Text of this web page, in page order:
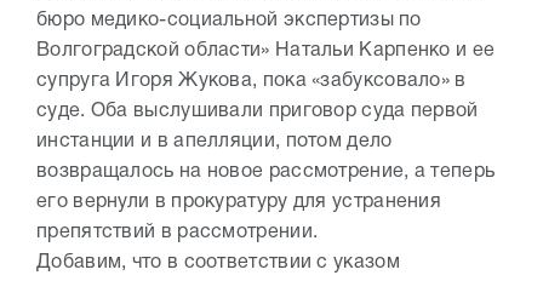
бюро медико-социальной экспертизы по
Волгоградской области» Натальи Карпенко и ее
супруга Игоря Жукова, пока «забуксовало» в
суде. Оба выслушивали приговор суда первой
инстанции и в апелляции, потом дело
возвращалось на новое рассмотрение, а теперь
его вернули в прокуратуру для устранения
препятствий в рассмотрении.
Добавим, что в соответствии с указом